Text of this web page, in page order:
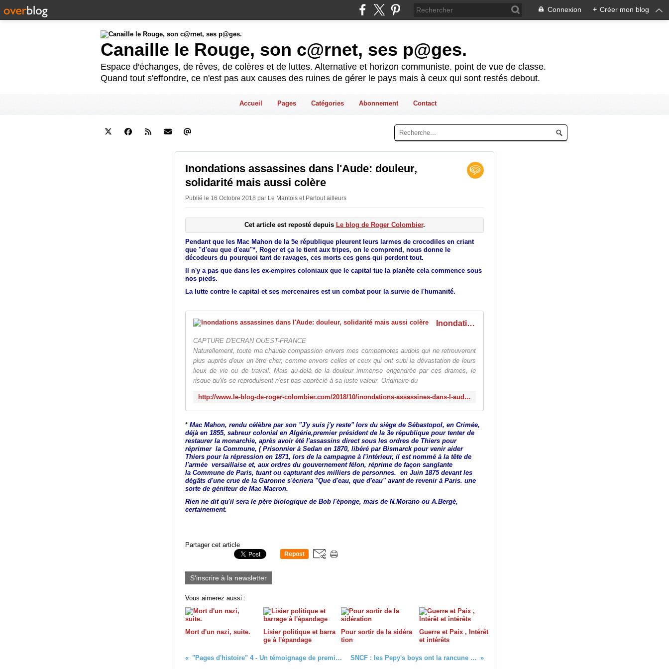
Connexion + Créer mon blog
Canaille le Rouge, son c@rnet, ses p@ges.
Espace d'échanges, de rêves, de colères et de luttes. Alternative et horizon communiste. point de vue de classe.
Quand tout s'effondre, ce n'est pas aux causes des ruines de gérer le pays mais à ceux qui sont restés debout.
Accueil Pages Catégories Abonnement Contact
Inondations assassines dans l'Aude: douleur,
solidarité mais aussi colère
Publié le 16 Octobre 2018 par Le Mantois et Partout ailleurs
Cet article est reposté depuis Le blog de Roger Colombier.
Pendant que les Mac Mahon de la 5e république pleurent leurs larmes de crocodiles en criant
que "d'eau que d'eau"*, Roger et ça le tient aux tripes, on le comprend, nous donne le
décodeurs du pourquoi tant de ravages, ces morts ces gens qui perdent tout.
Il n'y a pas que dans les ex-empires coloniaux que le capital tue la planète cela commence sous
nos pieds.
La lutte contre le capital et ses mercenaires est un combat pour la survie de l'humanité.
Inondations assassines dans l'Aude: douleur, solidarité mais aussi colère
CAPTURE D'ECRAN OUEST-FRANCE
Naturellement, toute ma chaude compassion envers mes compatriotes audois qui ne retrouveront
plus auprès d'eux un être cher, comme envers celles et ceux qui ont subi la dévastation de leurs
lieux de vie ou de travail. Mais au-delà de la douleur immense engendrée par ces drames, le
risque qu'ils se reproduisent n'est pas apprécié à sa juste valeur. Originaire du
http://www.le-blog-de-roger-colombier.com/2018/10/inondations-assassines-dans-l-aude-douleur-solidarite-mais-aussi-colere.html
* Mac Mahon, rendu célèbre par son "J'y suis j'y reste" lors du siège de Sébastopol, en Crimée,
déjà en 1855, sabreur colonial en Algérie,premier président de la 3e république pour tenter de
restaurer la monarchie, après avoir été l'assassins direct sous les ordres de Thiers pour
réprimer la Commune, (Prisonnier à Sedan en 1870, libéré par Bismarck pour venir aider
Thiers pour la répression en 1871, lors de la campagne à l'intérieur, il est nommé à la tête de
l'armée versaillaise et, aux ordres du gouvernement félon, réprime de façon sanglante
la Commune de Paris, tuant ou capturant des milliers de personnes. en Juin 1875 devant les
dégâts d'une crue de la Garonne s'écriera "Que d'eau, que d'eau" avant de revenir à Paris. une
sorte de géniteur de Mac Macron.
Rien ne dit qu'il sera le père biologique de Bob l'éponge, mais de N.Morano ou A.Bergé,
certainement.
Partager cet article
Repost
S'inscrire à la newsletter
Vous aimerez aussi :
Mort d'un nazi, suite.
Lisier politique et barra
ge à l'épandage
Pour sortir de la sidéra
tion
Guerre et Paix , Intérêt
et intérêts
"Pages d'histoire" 4 - Un témoignage de première main SNCF : les Pepy's boys ont la rancune tenace.